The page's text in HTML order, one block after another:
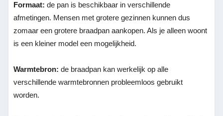
Formaat:de pan is beschikbaar in verschillende
afmetingen. Mensen met grotere gezinnen kunnen dus
zomaar een grotere braadpan aankopen. Als je alleen woont
is een kleiner model een mogelijkheid.
Warmtebron:de braadpan kan werkelijk op alle
verschillende warmtebronnen probleemloos gebruikt
worden.